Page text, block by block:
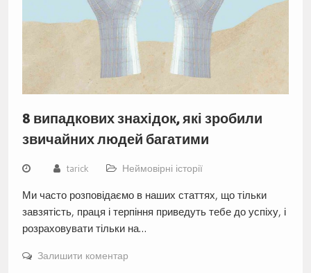
8 випадкових знахідок, які зробили
звичайних людей багатими
tarick Неймовірні історії
Ми часто розповідаємо в наших статтях, що тільки
завзятість, праця і терпіння приведуть тебе до успіху, і
розраховувати тільки на…
Залишити коментар